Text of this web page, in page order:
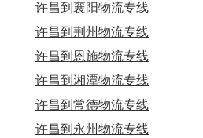
许昌到襄阳物流专线
许昌到荆州物流专线
许昌到恩施物流专线
许昌到湘潭物流专线
许昌到常德物流专线
许昌到永州物流专线